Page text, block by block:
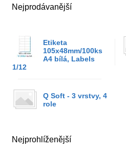
Nejprodávanější
Etiketa
105x48mm/100ks
A4 bílá, Labels
1/12
Q Soft - 3 vrstvy, 4
role
Nejprohlíženější